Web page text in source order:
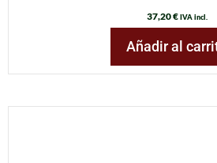
37,20€ IVA incl.
Añadir al